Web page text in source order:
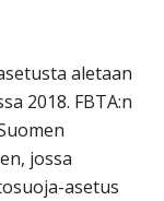
aletaan
2018. FBTA:n
jossa
asetus